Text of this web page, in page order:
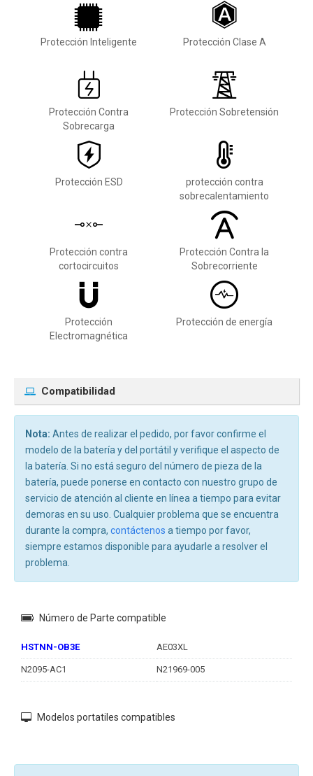
Protección Inteligente Protección Clase A
Protección Contra
Sobrecarga
Protección Sobretensión
Protección ESD
protección contra
sobrecalentamiento
Protección contra
cortocircuitos
Protección Contra la
Sobrecorriente
Protección
Electromagnética
Protección de energía
Compatibilidad
Nota: Antes de realizar el pedido, por favor confirme el
modelo de la batería y del portátil y verifique el aspecto de
la batería. Si no está seguro del número de pieza de la
batería, puede ponerse en contacto con nuestro grupo de
servicio de atención al cliente en línea a tiempo para evitar
demoras en su uso. Cualquier problema que se encuentra
durante la compra, contáctenos a tiempo por favor,
siempre estamos disponible para ayudarle a resolver el
problema.
Número de Parte compatible
HSTNN-OB3E AE03XL
N2095-AC1 N21969-005
Modelos portatiles compatibles